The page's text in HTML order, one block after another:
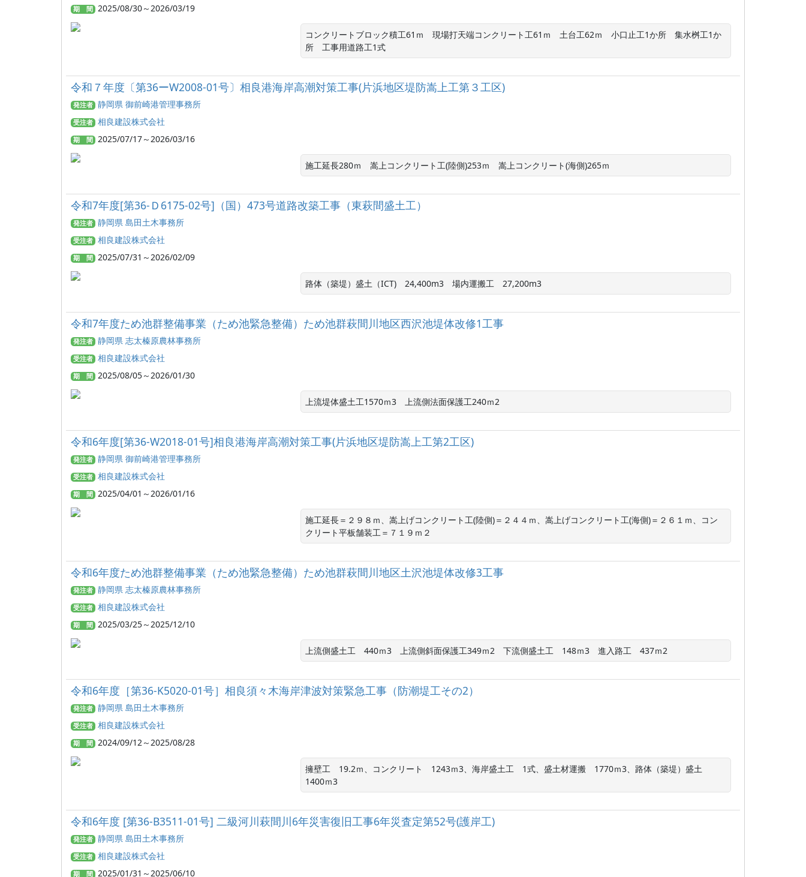
期 間 2025/08/30～2026/03/19
コンクリートブロック積工61ｍ　現場打天端コンクリート工61ｍ　土台工62ｍ　小口止工1か所　集水桝工1か
所　工事用道路工1式
令和７年度〔第36ーW2008-01号〕相良港海岸高潮対策工事(片浜地区堤防嵩上工第３工区)
発注者 静岡県 御前崎港管理事務所
受注者 相良建設株式会社
期 間 2025/07/17～2026/03/16
施工延長280ｍ　嵩上コンクリート工(陸側)253ｍ　嵩上コンクリート(海側)265ｍ
令和7年度[第36-Ｄ6175-02号]（国）473号道路改築工事（東萩間盛土工）
発注者 静岡県 島田土木事務所
受注者 相良建設株式会社
期 間 2025/07/31～2026/02/09
路体（築堤）盛土（ICT)　24,400m3　場内運搬工　27,200m3
令和7年度ため池群整備事業（ため池緊急整備）ため池群萩間川地区西沢池堤体改修1工事
発注者 静岡県 志太榛原農林事務所
受注者 相良建設株式会社
期 間 2025/08/05～2026/01/30
上流堤体盛土工1570ｍ3　上流側法面保護工240ｍ2
令和6年度[第36-W2018-01号]相良港海岸高潮対策工事(片浜地区堤防嵩上工第2工区)
発注者 静岡県 御前崎港管理事務所
受注者 相良建設株式会社
期 間 2025/04/01～2026/01/16
施工延長＝２９８ｍ、嵩上げコンクリート工(陸側)＝２４４ｍ、嵩上げコンクリート工(海側)＝２６１ｍ、コン
クリート平板舗装工＝７１９ｍ２
令和6年度ため池群整備事業（ため池緊急整備）ため池群萩間川地区土沢池堤体改修3工事
発注者 静岡県 志太榛原農林事務所
受注者 相良建設株式会社
期 間 2025/03/25～2025/12/10
上流側盛土工　440ｍ3　上流側斜面保護工349ｍ2　下流側盛土工　148ｍ3　進入路工　437ｍ2
令和6年度［第36-K5020-01号］相良須々木海岸津波対策緊急工事（防潮堤工その2）
発注者 静岡県 島田土木事務所
受注者 相良建設株式会社
期 間 2024/09/12～2025/08/28
擁壁工　19.2ｍ、コンクリート　1243ｍ3、海岸盛土工　1式、盛土材運搬　1770ｍ3、路体（築堤）盛土
1400ｍ3
令和6年度 [第36-B3511-01号] 二級河川萩間川6年災害復旧工事6年災査定第52号(護岸工)
発注者 静岡県 島田土木事務所
受注者 相良建設株式会社
期 間 2025/01/31～2025/06/10